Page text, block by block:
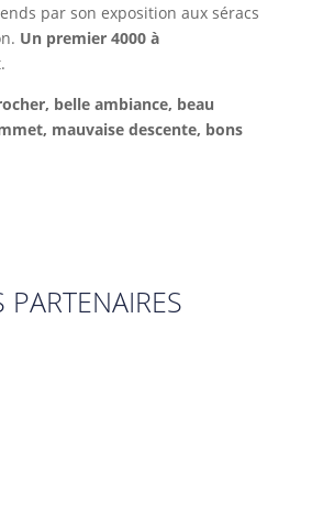
par son exposition aux séracs
Un premier 4000 à
belle ambiance, beau
mauvaise descente, bons
PARTENAIRES